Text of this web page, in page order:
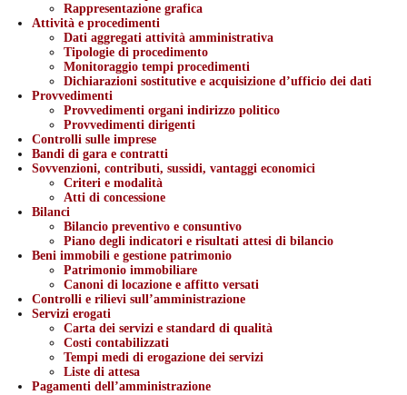
Rappresentazione grafica
Attività e procedimenti
Dati aggregati attività amministrativa
Tipologie di procedimento
Monitoraggio tempi procedimenti
Dichiarazioni sostitutive e acquisizione d’ufficio dei dati
Provvedimenti
Provvedimenti organi indirizzo politico
Provvedimenti dirigenti
Controlli sulle imprese
Bandi di gara e contratti
Sovvenzioni, contributi, sussidi, vantaggi economici
Criteri e modalità
Atti di concessione
Bilanci
Bilancio preventivo e consuntivo
Piano degli indicatori e risultati attesi di bilancio
Beni immobili e gestione patrimonio
Patrimonio immobiliare
Canoni di locazione e affitto versati
Controlli e rilievi sull’amministrazione
Servizi erogati
Carta dei servizi e standard di qualità
Costi contabilizzati
Tempi medi di erogazione dei servizi
Liste di attesa
Pagamenti dell’amministrazione